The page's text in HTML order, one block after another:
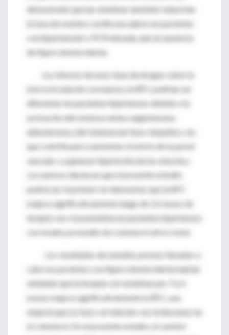
demostrado que las estatinas también reducirían
la tasa de eventos cardiovasculares en pacientes
con hipertensión o PCR elevada, aún en ausencia
de hipercolesterolemia.
Los efectos de esta clase de drogas sobre la
microcirculación coronaria y la RFC podrían ser
diferentes en pacientes hipertensos debido a la
activación del sistema renina-angiotensina-
aldosterona y del sistema nervioso simpático, los
que contribuyen a aumentar el estrés de la pared
vascular y a generar hipertrofia de los miocitos.
Los autores destacan que el presente estudio
podría ser el primero en demostrar que la RFC
mejora significativamente luego de 12 meses de
terapia con rosuvastatina en pacientes hipertensos
con niveles promedio de colesterol sérico total.
Los resultados de estudios previos llevados a
cabo en pacientes con hipercolesterolemia habían
señalado que la terapia con estatinas por 3 a 6
meses mejora significativamente la RFC, una
mejoría que no tuvo correlación con el descenso en
el colesterol. En el presente estudio, el cambio